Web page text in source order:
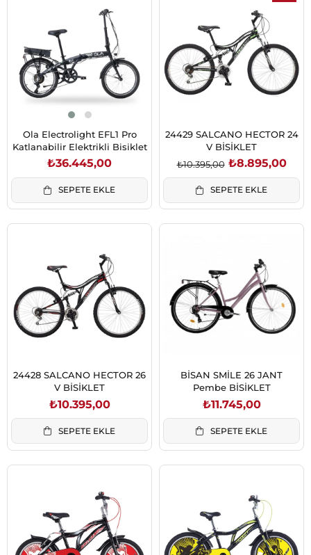
Ola Electrolight EFL1 Pro
Katlanabilir Elektrikli Bisiklet
₺36.445,00
SEPETE EKLE
24429 SALCANO HECTOR 24
V BİSİKLET
₺8.895,00
₺10.395,00
SEPETE EKLE
24428 SALCANO HECTOR 26
V BİSİKLET
₺10.395,00
SEPETE EKLE
BİSAN SMİLE 26 JANT
Pembe BİSİKLET
₺11.745,00
SEPETE EKLE